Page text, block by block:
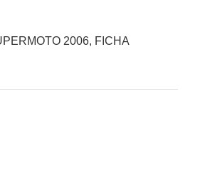
2006, FICHA